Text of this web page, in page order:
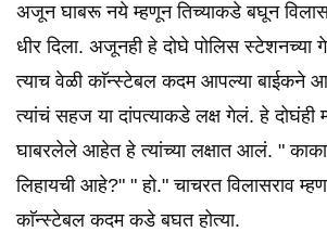
अजून घाबरू नये म्हणून तिच्याकडे बघून
धीर दिला. अजूनही हे दोघे पोलिस स्टेशनच्या
त्याच वेळी काॅन्स्टेबल कदम आपल्या बाईकने
त्यांचं सहज या दांपत्याकडे लक्ष गेलं. हे दोघंही
घाबरलेले आहेत हे त्यांच्या लक्षात आलं. "
लिहायची आहे?" " हो." चाचरत विलासराव
काॅन्स्टेबल कदम कडे बघत होत्या.